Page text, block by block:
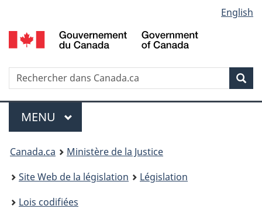
au
contenu
propos
de
la
HTML
simplifiée
selection
English
Recherche
Menu
MENU PRINCIPAL
You
are
here:
Canada.ca
Ministère de la Justice
Site Web de la législation
Législation
Lois codifiées